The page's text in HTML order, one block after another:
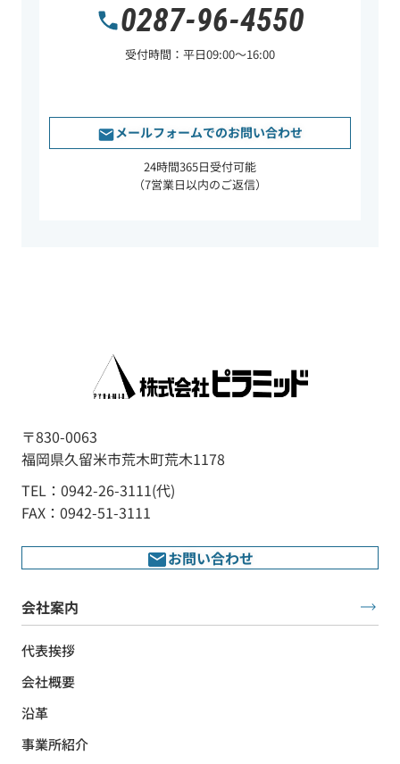
0287-96-4550
受付時間：平日09:00〜16:00
メールフォームでのお問い合わせ
24時間365日受付可能
（7営業日以内のご返信）
〒830-0063
福岡県久留米市荒木町荒木1178
TEL：0942-26-3111(代)
FAX：0942-51-3111
お問い合わせ
会社案内
代表挨拶
会社概要
沿革
事業所紹介